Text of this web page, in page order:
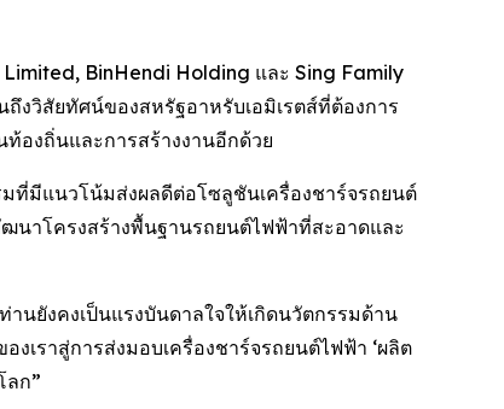
BinHendi Holding และ Sing Family
งวิสัยทัศน์ของสหรัฐอาหรับเอมิเรตส์ที่ต้องการ
องถิ่นและการสร้างงานอีกด้วย
มที่มีแนวโน้มส่งผลดีต่อโซลูชันเครื่องชาร์จรถยนต์
นาโครงสร้างพื้นฐานรถยนต์ไฟฟ้าที่สะอาดและ
นยังคงเป็นแรงบันดาลใจให้เกิดนวัตกรรมด้าน
เราสู่การส่งมอบเครื่องชาร์จรถยนต์ไฟฟ้า ‘ผลิต
ลก”